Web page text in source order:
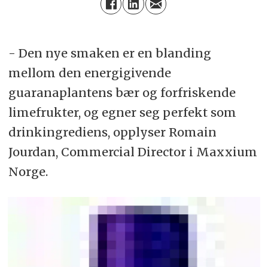
- Den nye smaken er en blanding
mellom den energigivende
guaranaplantens bær og forfriskende
limefrukter, og egner seg perfekt som
drinkingrediens, opplyser Romain
Jourdan, Commercial Director i Maxxium
Norge.